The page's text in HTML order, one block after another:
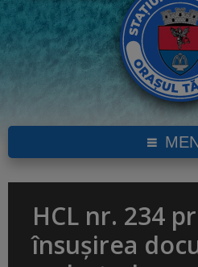
HCL nr. 234
însușirea